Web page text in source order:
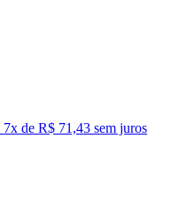
7x de R$ 71,43 sem juros